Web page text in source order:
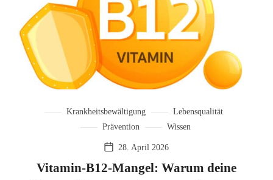
Krankheitsbewältigung
Lebensqualität
Prävention
Wissen
28. April 2026
Vitamin-B12-Mangel: Warum deine